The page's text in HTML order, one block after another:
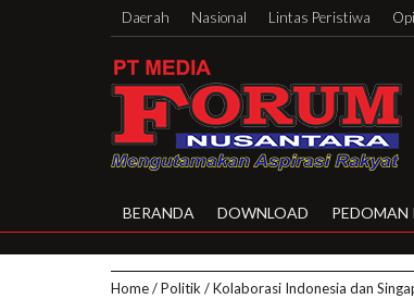
Daerah Nasional Lintas Peristiwa
BERANDA DOWNLOAD PEDOMAN
Home/Politik/Kolaborasi Indonesia dan